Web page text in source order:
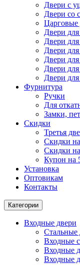
Двери с
Двери со
Царговые
Двери
Двери
Двери
Двери
Двери
Двери для
Фурнитура
Ручки
Для
Замки,
Скидки
Третья
Скидки
Скидки
Купон на
Установка
Оптовикам
Контакты
Категории
Входные двери
Стальные
Входные
Входные
Входные